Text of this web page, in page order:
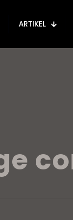
ARTIKEL